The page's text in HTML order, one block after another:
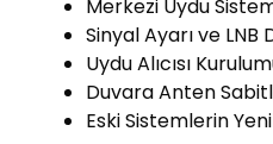
Merkezi Uydu
Sinyal Ayarı ve LNB
Uydu Alıcısı
Duvara Anten
Eski Sistemlerin